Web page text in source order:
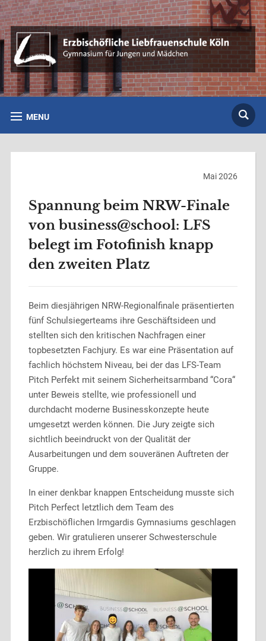
MENU
Mai 2026
Spannung beim NRW-Finale
von business@school: LFS
belegt im Fotofinish knapp
den zweiten Platz
Beim diesjährigen NRW-Regionalfinale präsentierten
fünf Schulsiegerteams ihre Geschäftsideen und
stellten sich den kritischen Nachfragen einer
topbesetzten Fachjury. Es war eine Präsentation auf
fachlich höchstem Niveau, bei der das LFS-Team
Pitch Perfekt mit seinem Sicherheitsarmband “Cora“
unter Beweis stellte, wie professionell und
durchdacht moderne Businesskonzepte heute
umgesetzt werden können. Die Jury zeigte sich
sichtlich beeindruckt von der Qualität der
Ausarbeitungen und dem souveränen Auftreten der
Gruppe.
In einer denkbar knappen Entscheidung musste sich
Pitch Perfect letztlich dem Team des
Erzbischöflichen Irmgardis Gymnasiums geschlagen
geben. Wir gratulieren unserer Schwesterschule
herzlich zu ihrem Erfolg!